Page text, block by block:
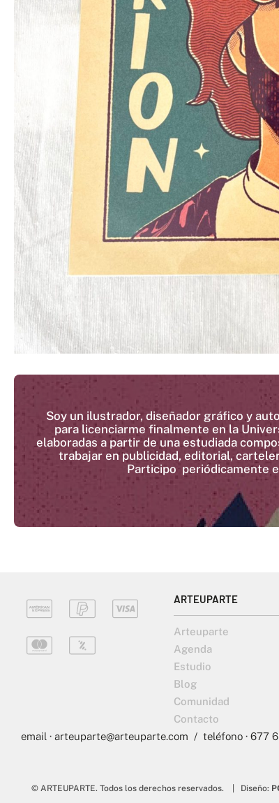
Soy un ilustrador, diseñador gráfico y
para licenciarme finalmente en la
elaboradas a partir de una estudiada
trabajar en publicidad, editorial,
Participo periódicamente
ARTEUPARTE
Arteuparte
Agenda
Estudio
Blog
Comunidad
Contacto
email · arteuparte@arteuparte.com / teléfono · 677
© ARTEUPARTE. Todos los derechos reservados. | Diseño: